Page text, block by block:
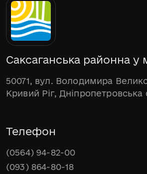
Саксаганська районна у
50071, вул. Володимира
Кривий Ріг, Дніпропетровська
Телефон
(0564) 94-82-00
(093) 864-80-18